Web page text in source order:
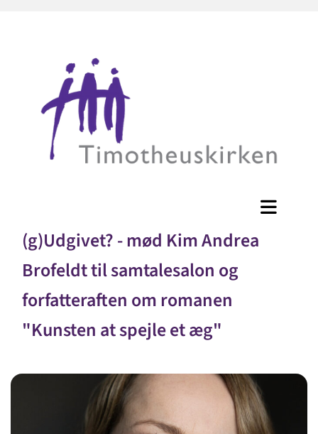
(g)Udgivet? - mød Kim Andrea
Brofeldt til samtalesalon og
forfatteraften om romanen
"Kunsten at spejle et æg"